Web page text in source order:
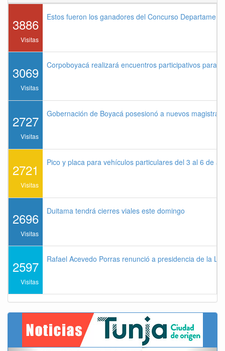
3886
Visitas
Estos fueron los ganadores del Concurso
3069
Visitas
Corpoboyacá realizará encuentros participativos para
2727
Visitas
Gobernación de Boyacá posesionó a nuevos
2721
Visitas
Pico y placa para vehículos particulares del 3 al 6 de
2696
Visitas
Duitama tendrá cierres viales este domingo
2597
Visitas
Rafael Acevedo Porras renunció a presidencia de la